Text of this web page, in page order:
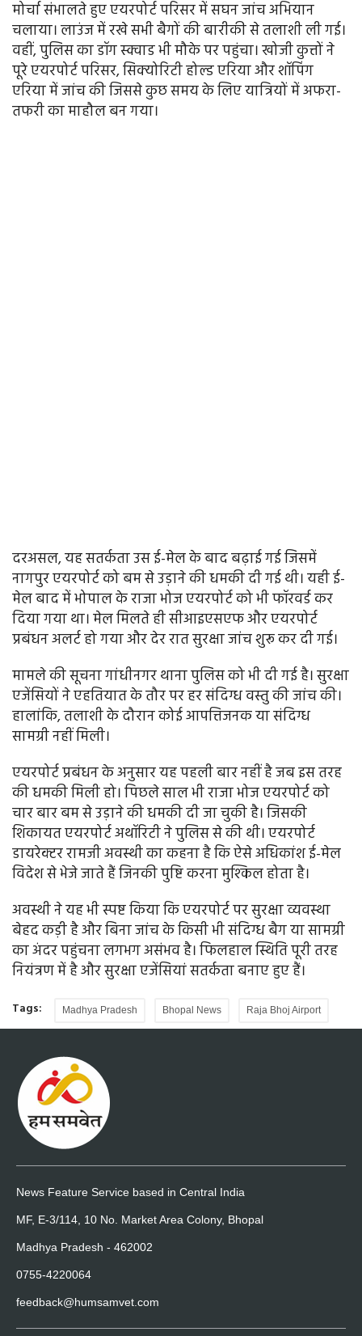
मोर्चा संभालते हुए एयरपोर्ट परिसर में सघन जांच अभियान
चलाया। लाउंज में रखे सभी बैगों की बारीकी से तलाशी ली गई।
वहीं, पुलिस का डॉग स्क्वाड भी मौके पर पहुंचा। खोजी कुत्तों ने
पूरे एयरपोर्ट परिसर, सिक्योरिटी होल्ड एरिया और शॉपिंग
एरिया में जांच की जिससे कुछ समय के लिए यात्रियों में अफरा-
तफरी का माहौल बन गया।
दरअसल, यह सतर्कता उस ई-मेल के बाद बढ़ाई गई जिसमें
नागपुर एयरपोर्ट को बम से उड़ाने की धमकी दी गई थी। यही ई-
मेल बाद में भोपाल के राजा भोज एयरपोर्ट को भी फॉरवर्ड कर
दिया गया था। मेल मिलते ही सीआइएसएफ और एयरपोर्ट
प्रबंधन अलर्ट हो गया और देर रात सुरक्षा जांच शुरू कर दी गई।
मामले की सूचना गांधीनगर थाना पुलिस को भी दी गई है। सुरक्षा
एजेंसियों ने एहतियात के तौर पर हर संदिग्ध वस्तु की जांच की।
हालांकि, तलाशी के दौरान कोई आपत्तिजनक या संदिग्ध
सामग्री नहीं मिली।
एयरपोर्ट प्रबंधन के अनुसार यह पहली बार नहीं है जब इस तरह
की धमकी मिली हो। पिछले साल भी राजा भोज एयरपोर्ट को
चार बार बम से उड़ाने की धमकी दी जा चुकी है। जिसकी
शिकायत एयरपोर्ट अथॉरिटी ने पुलिस से की थी। एयरपोर्ट
डायरेक्टर रामजी अवस्थी का कहना है कि ऐसे अधिकांश ई-मेल
विदेश से भेजे जाते हैं जिनकी पुष्टि करना मुश्किल होता है।
अवस्थी ने यह भी स्पष्ट किया कि एयरपोर्ट पर सुरक्षा व्यवस्था
बेहद कड़ी है और बिना जांच के किसी भी संदिग्ध बैग या सामग्री
का अंदर पहुंचना लगभग असंभव है। फिलहाल स्थिति पूरी तरह
नियंत्रण में है और सुरक्षा एजेंसियां सतर्कता बनाए हुए हैं।
Tags: Madhya Pradesh Bhopal News Raja Bhoj Airport
News Feature Service based in Central India
MF, E-3/114, 10 No. Market Area Colony, Bhopal
Madhya Pradesh - 462002
0755-4220064
feedback@humsamvet.com